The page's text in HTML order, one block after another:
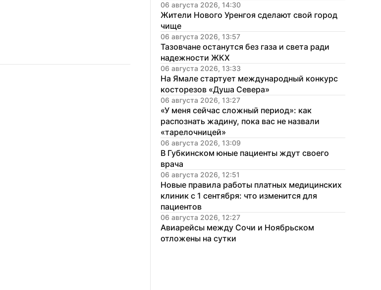
06 августа 2026, 14:30
Жители Нового Уренгоя сделают свой город
чище
06 августа 2026, 13:57
Тазовчане останутся без газа и света ради
надежности ЖКХ
06 августа 2026, 13:33
На Ямале стартует международный конкурс
косторезов «Душа Севера»
06 августа 2026, 13:27
«У меня сейчас сложный период»: как
распознать жадину, пока вас не назвали
«тарелочницей»
06 августа 2026, 13:09
В Губкинском юные пациенты ждут своего
врача
06 августа 2026, 12:51
Новые правила работы платных медицинских
клиник с 1 сентября: что изменится для
пациентов
06 августа 2026, 12:27
Авиарейсы между Сочи и Ноябрьском
отложены на сутки